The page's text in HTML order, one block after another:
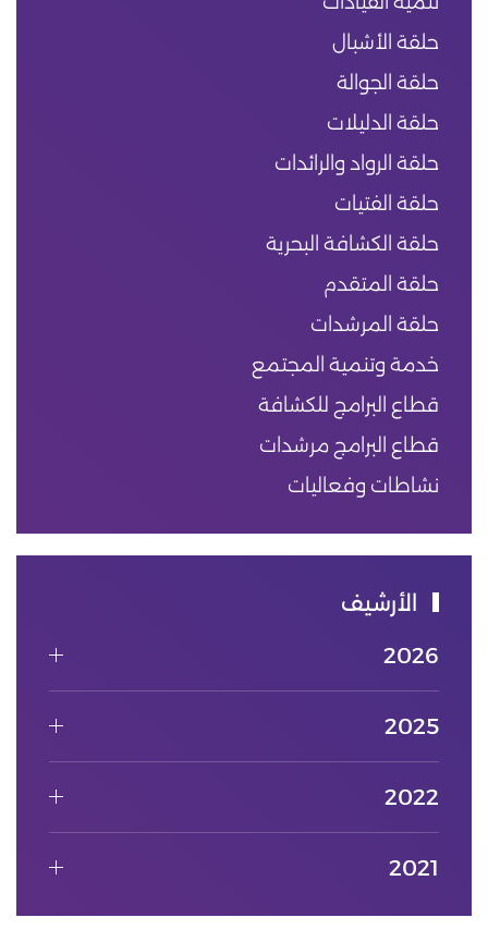
حلقة الأشبال
حلقة الجوالة
حلقة الدليلات
حلقة الرواد والرائدات
حلقة الفتيات
حلقة الكشافة البحرية
حلقة المتقدم
حلقة المرشدات
خدمة وتنمية المجتمع
قطاع البرامج للكشافة
قطاع البرامج مرشدات
نشاطات وفعاليات
الأرشيف
2026
2025
2022
2021